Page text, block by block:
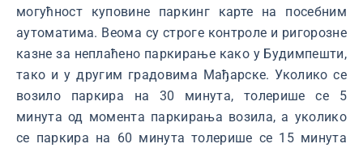
могућност куповине паркинг карте на посебним
аутоматима. Веома су строге контроле и ригорозне
казне за неплаћено паркирање како у Будимпешти,
тако и у другим градовима Мађарске. Уколико се
возило паркира на 30 минута, толерише се 5
минута од момента паркирања возила, а уколико
се паркира на 60 минута толерише се 15 минута